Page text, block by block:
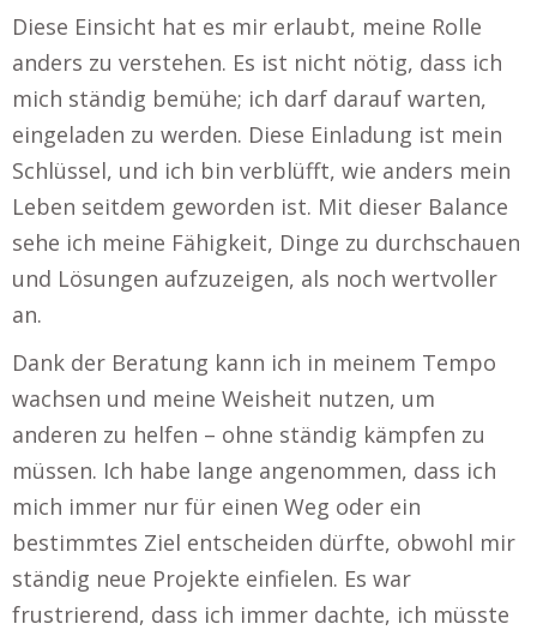
Diese Einsicht hat es mir erlaubt, meine Rolle
anders zu verstehen. Es ist nicht nötig, dass ich
mich ständig bemühe; ich darf darauf warten,
eingeladen zu werden. Diese Einladung ist mein
Schlüssel, und ich bin verblüfft, wie anders mein
Leben seitdem geworden ist. Mit dieser Balance
sehe ich meine Fähigkeit, Dinge zu durchschauen
und Lösungen aufzuzeigen, als noch wertvoller
an.
Dank der Beratung kann ich in meinem Tempo
wachsen und meine Weisheit nutzen, um
anderen zu helfen – ohne ständig kämpfen zu
müssen. Ich habe lange angenommen, dass ich
mich immer nur für einen Weg oder ein
bestimmtes Ziel entscheiden dürfte, obwohl mir
ständig neue Projekte einfielen. Es war
frustrierend, dass ich immer dachte, ich müsste